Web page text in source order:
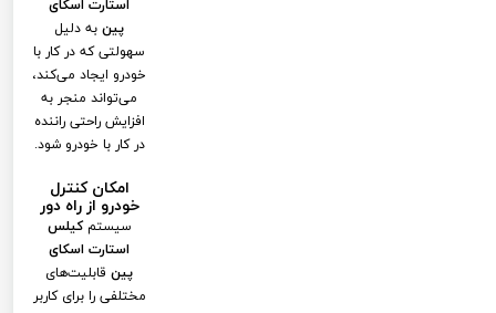
استارت اسکای
پینبه دلیل
سهولتی که در کار با
خودرو ایجاد می‌کند،
می‌تواند منجر به
افزایش راحتی راننده
در کار با خودرو شود.
امکان کنترل
خودرو از راه دور
سیستمکیلس
استارت اسکای
پینقابلیت‌های
مختلفی را برای کاربر